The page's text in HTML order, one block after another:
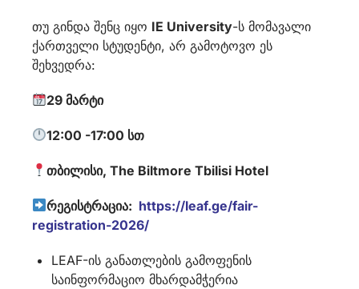
თუ გინდა შენც იყო IE University-ს მომავალი
ქართველი სტუდენტი, არ გამოტოვო ეს
შეხვედრა:
29 მარტი
12:00 -17:00 სთ
თბილისი, The Biltmore Tbilisi Hotel
რეგისტრაცია: https://leaf.ge/fair-
registration-2026/
LEAF-ის განათლების გამოფენის
საინფორმაციო მხარდამჭერია